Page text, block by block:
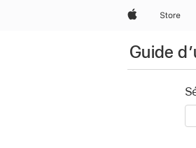
AppleStore
Guide